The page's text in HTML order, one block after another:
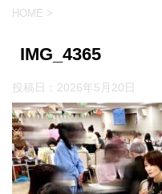
HOME >
IMG_4365
投稿日： 2026年5月20日